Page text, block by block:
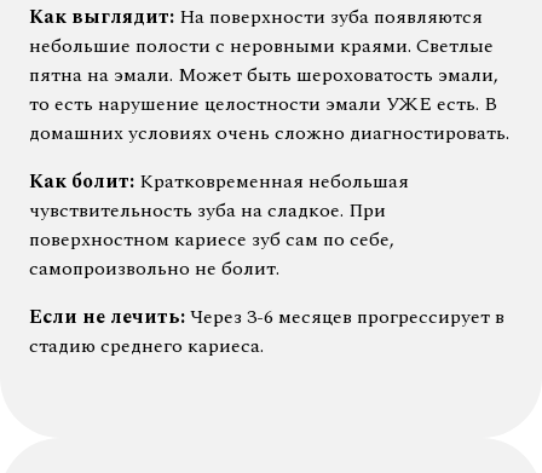
Как выглядит: На поверхности зуба появляются
небольшие полости с неровными краями. Светлые
пятна на эмали. Может быть шероховатость эмали,
то есть нарушение целостности эмали УЖЕ есть. В
домашних условиях очень сложно диагностировать.
Как болит: Кратковременная небольшая
чувствительность зуба на сладкое. При
поверхностном кариесе зуб сам по себе,
самопроизвольно не болит.
Если не лечить:Через 3-6 месяцев прогрессирует в
стадию среднего кариеса.